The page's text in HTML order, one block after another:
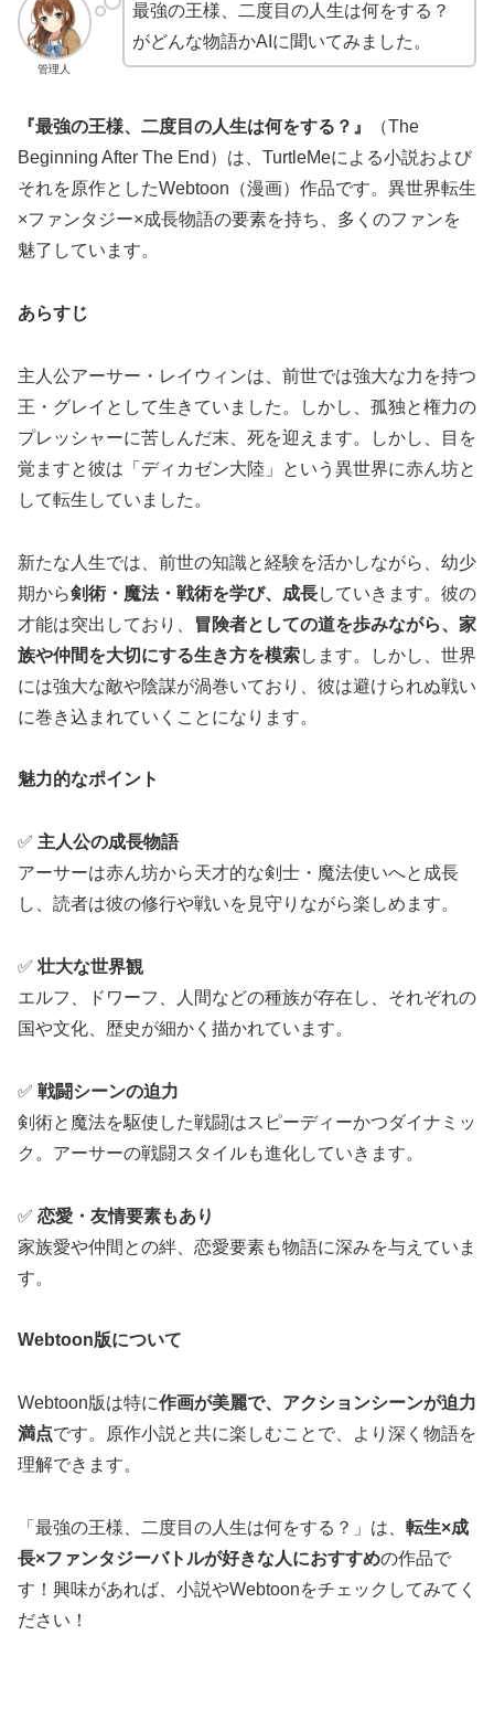
管理人
最強の王様、二度目の人生は何をする？
がどんな物語かAIに聞いてみました。
『最強の王様、二度目の人生は何をする？』
（The
Beginning After The End）は、TurtleMeによる小説および
それを原作としたWebtoon（漫画）作品です。異世界転生
×ファンタジー×成長物語の要素を持ち、多くのファンを
魅了しています。
あらすじ
主人公アーサー・レイウィンは、前世では強大な力を持つ
王・グレイとして生きていました。しかし、孤独と権力の
プレッシャーに苦しんだ末、死を迎えます。しかし、目を
覚ますと彼は「ディカゼン大陸」という異世界に赤ん坊と
して転生していました。
新たな人生では、前世の知識と経験を活かしながら、幼少
期から剣術・魔法・戦術を学び、成長していきます。彼の
才能は突出しており、
冒険者としての道を歩みながら、家
族や仲間を大切にする生き方を模索します。しかし、世界
には強大な敵や陰謀が渦巻いており、彼は避けられぬ戦い
に巻き込まれていくことになります。
魅力的なポイント
✅ 主人公の成長物語
アーサーは赤ん坊から天才的な剣士・魔法使いへと成長
し、読者は彼の修行や戦いを見守りながら楽しめます。
✅壮大な世界観
エルフ、ドワーフ、人間などの種族が存在し、それぞれの
国や文化、歴史が細かく描かれています。
✅ 戦闘シーンの迫力
剣術と魔法を駆使した戦闘はスピーディーかつダイナミッ
ク。アーサーの戦闘スタイルも進化していきます。
✅ 恋愛・友情要素もあり
家族愛や仲間との絆、恋愛要素も物語に深みを与えていま
す。
Webtoon版について
Webtoon版は特に作画が美麗で、アクションシーンが迫力
満点です。原作小説と共に楽しむことで、より深く物語を
理解できます。
「最強の王様、二度目の人生は何をする？」は、 転生×成
長×ファンタジーバトルが好きな人におすすめの作品で
す！興味があれば、小説やWebtoonをチェックしてみてく
ださい！